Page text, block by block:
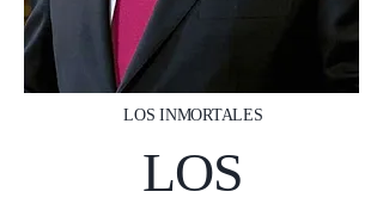
LOS INMORTALES
LOS